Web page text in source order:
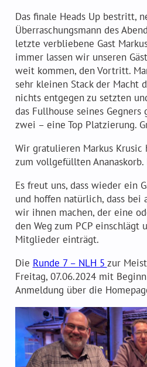
Das finale Heads Up bestritt,
Überraschungsmann des
letzte verbliebene Gast
immer lassen wir unseren
weit kommen, den Vortritt.
sehr kleinen Stack der Macht
nichts entgegen zu setzten
das Fullhouse seines Gegners
zwei – eine Top Platzierung.
Wir gratulieren Markus Krusic
zum vollgefüllten Ananaskorb.
Es freut uns, dass wieder ein
und hoffen natürlich, dass bei
wir ihnen machen, der eine
den Weg zum PCP
Mitglieder einträgt.
Die Runde 7 – NLH 5 zur
Freitag, 07.06.2024 mit
Anmeldung über die